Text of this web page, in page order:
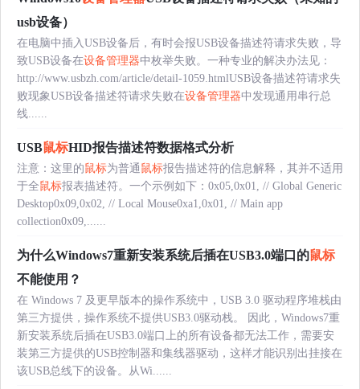
usb设备）
在电脑中插入USB设备后，有时会报USB设备描述符请求失败，导
致USB设备在设备管理器中枚举失败。一种专业的解决办法见：
http://www.usbzh.com/article/detail-1059.htmlUSB设备描述符请求失
败现象USB设备描述符请求失败在设备管理器中发现通用串行总
线......
USB鼠标HID报告描述符数据格式分析
注意：这里的鼠标为普通 鼠标报告描述符的信息解释，其并不适用
于全鼠标报表描述符。一个示例如下：0x05,0x01, // Global Generic
Desktop0x09,0x02, // Local Mouse0xa1,0x01, // Main app
collection0x09,......
为什么Windows7重新安装系统后插在USB3.0端口的鼠标
不能使用？
在 Windows 7 及更早版本的操作系统中，USB 3.0 驱动程序堆栈由
第三方提供，操作系统不提供USB3.0驱动栈。 因此，Windows7重
新安装系统后插在USB3.0端口上的所有设备都无法工作，需要安
装第三方提供的USB控制器和集线器驱动，这样才能识别出挂接在
该USB总线下的设备。从Wi......